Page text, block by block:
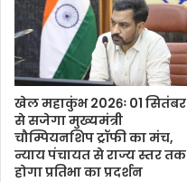
खेल महाकुंभ 2026ः 01 सितंबर
से सजेगा मुख्यमंत्री
चौम्पियनशिप ट्रॉफी का मंच,
न्याय पंचायत से राज्य स्तर तक
होगा प्रतिभा का प्रदर्शन